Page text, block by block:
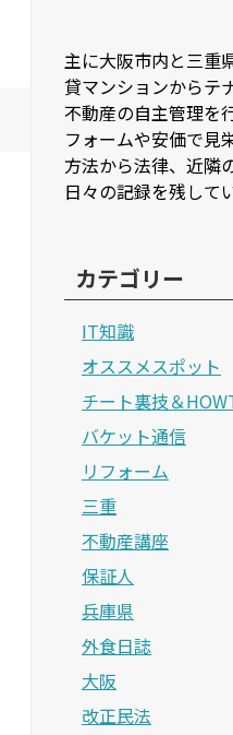
主に大阪市内と三重
貸マンションからテ
不動産の自主管理を
フォームや安価で見
方法から法律、近隣
日々の記録を残して
カテゴリー
IT知識
オススメスポット
チート裏技＆
バケット通信
リフォーム
三重
不動産講座
保証人
兵庫県
外食日誌
大阪
改正民法